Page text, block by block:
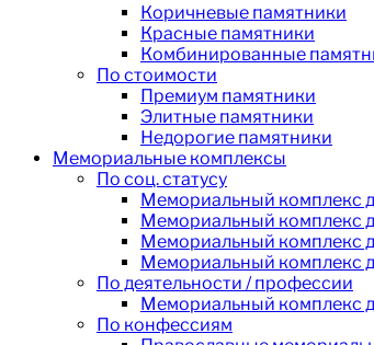
Коричневые памятники
Красные памятники
Комбинированные
По стоимости
Премиум памятники
Элитные памятники
Недорогие памятники
Мемориальные комплексы
По соц. статусу
Мемориальный комплекс
Мемориальный комплекс
Мемориальный комплекс
Мемориальный комплекс
По деятельности / профессии
Мемориальный комплекс
По конфессиям